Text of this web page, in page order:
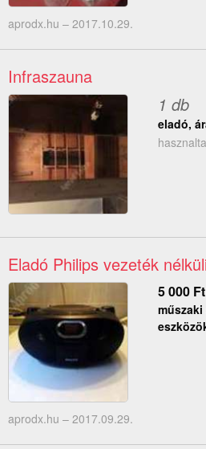
aprodx.hu – 2017.10.29.
Infraszauna
1 db
eladó,
Eladó Philips vezeték
5 000 Ft
aprodx.hu – 2017.09.29.